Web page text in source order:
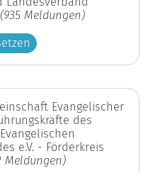
(935 Meldungen)
Evangelischer
des
e.V. - Förderkreis
Meldungen)